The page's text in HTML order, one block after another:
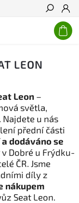
Hledat
LEON
Leon –
světla,
u nás
přední části
dodáváno se
Dobré u Frýdku-
ČR. Jsme
díly z
nákupem
Seat Leon.